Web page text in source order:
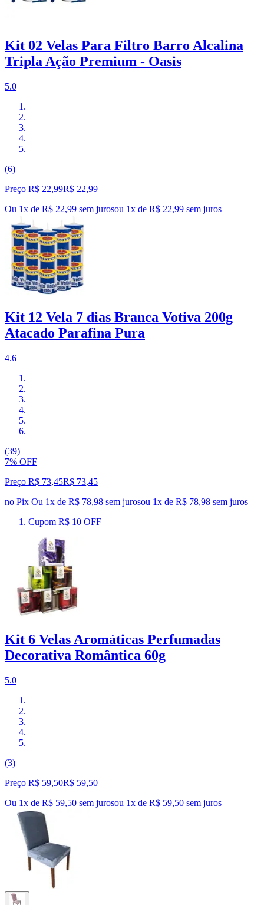
Kit 02 Velas Para Filtro Barro Alcalina
Tripla Ação Premium - Oasis
5.0
(6)
Preço R$ 22,99R$ 22,99
Ou 1x de R$ 22,99 sem jurosou 1x de R$ 22,99 sem juros
Kit 12 Vela 7 dias Branca Votiva 200g
Atacado Parafina Pura
4.6
(39)
7% OFF
Preço R$ 73,45R$ 73,45
no Pix Ou 1x de R$ 78,98 sem jurosou 1x de R$ 78,98 sem juros
Cupom R$ 10 OFF
Kit 6 Velas Aromáticas Perfumadas
Decorativa Romântica 60g
5.0
(3)
Preço R$ 59,50R$ 59,50
Ou 1x de R$ 59,50 sem jurosou 1x de R$ 59,50 sem juros